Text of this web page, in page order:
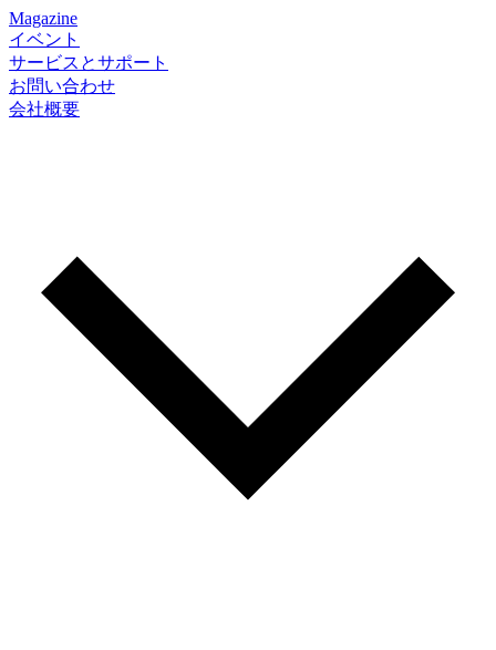
Magazine
イベント
サービスとサポート
お問い合わせ
会社概要